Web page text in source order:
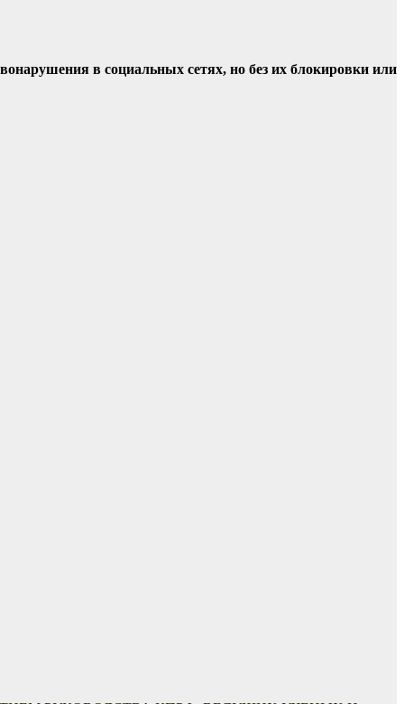
в социальных сетях, но без их блокировки или